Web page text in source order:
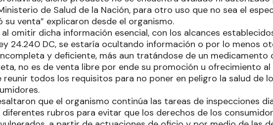
de Salud de la Nación, para otro uso que no sea el
su venta” explicaron desde el organismo.
al omitir dicha información esencial, con los alcances
24.240 DC, se estaría ocultando información o por lo menos
y deficiente, más aun tratándose de un medicamento
no es de venta libre por ende su promoción u ofrecimiento al
todos los requisitos para no poner en peligro la salud de
que el organismo continúa las tareas de inspecciones
rubros para evitar que los derechos de los